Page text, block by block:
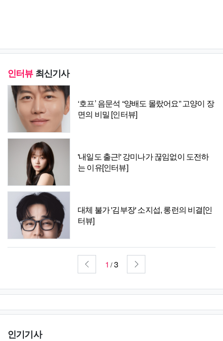
인터뷰최신기사
‘호프’ 음문석 “양배도 몰랐어요” 고양이 장
면의 비밀 [인터뷰]
'내일도 출근!' 강미나가 끊임없이 도전하
는 이유[인터뷰]
대체 불가 '김부장' 소지섭, 롱런의 비결[인
터뷰]
1 /3
인기기사